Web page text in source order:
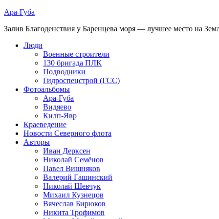
Ара-Губа
Залив Благоденствия у Баренцева моря — лучшее место на
Люди
Военные строители
130 бригада ПЛК
Подводники
Гидроспецстрой (ГСС)
Фотоальбомы
Ара-Губа
Видяево
Килп-Явр
Краеведение
Новости Северного флота
Авторы
Иван Дерксен
Николай Семёнов
Павел Вишняков
Валерий Гашинский
Николай Шевчук
Михаил Кузнецов
Вячеслав Бирюков
Никита Трофимов